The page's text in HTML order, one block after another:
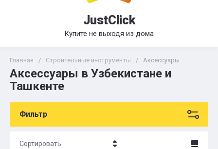
JustClick
Купите не выходя из дома
Главная / Строительные инструменты / Аксессуары
Аксессуары в Узбекистане и
Ташкенте
Фильтр
Сортировать